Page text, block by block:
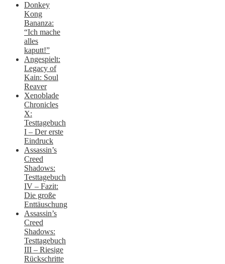
Donkey
Kong
Bananza:
“Ich mache
alles
kaputt!”
Angespielt:
Legacy of
Kain: Soul
Reaver
Xenoblade
Chronicles
X:
Testtagebuch
I – Der erste
Eindruck
Assassin’s
Creed
Shadows:
Testtagebuch
IV – Fazit:
Die große
Enttäuschung
Assassin’s
Creed
Shadows:
Testtagebuch
III – Riesige
Rückschritte